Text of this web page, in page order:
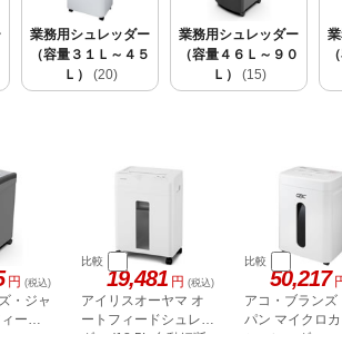
業務用シュレッダー
（容量３１Ｌ～４５
Ｌ）
(20)
業務用シュレッダー
（容量４６Ｌ～９０
Ｌ）
(15)
円 (税込)
・ジャ
ード
ス
比較
19,481 円 (税込)
アイリスオーヤマ オ
ートフィードシュレッ
ダー (18.5L 自動細断
比較
50,217
アコ・ブランズ
パン マイクロ
シュレッダ